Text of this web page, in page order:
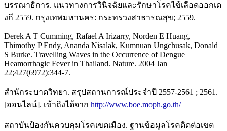
บรรณาธิการ. แนวทางการวินิจฉัยและรักษาโรคไข้เลือดออกเด
งกี 2559. กรุงเทพมหานคร: กระทรวงสาธารณสุข; 2559.
Derek A T Cumming, Rafael A Irizarry, Norden E Huang,
Thimothy P Endy, Ananda Nisalak, Kumnuan Ungchusak, Donald
S Burke. Travelling Waves in the Occurrence of Dengue
Heamorrhagic Fever in Thailand. Nature. 2004 Jan
22;427(6972):344-7.
สำนักระบาดวิทยา. สรุปสถานการณ์ประจำปี 2557-2561 ; 2561.
[ออนไลน์]. เข้าถึงได้จาก http://www.boe.moph.go.th/
สถาบันป้องกันควบคุมโรคเขตเมือง. ฐานข้อมูลโรคติดต่อเขต